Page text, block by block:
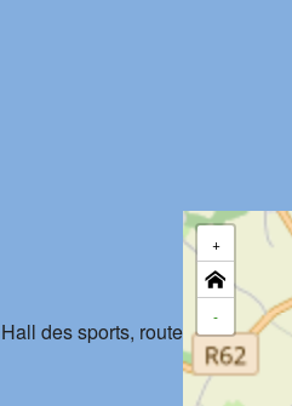
+
-
des sports, route